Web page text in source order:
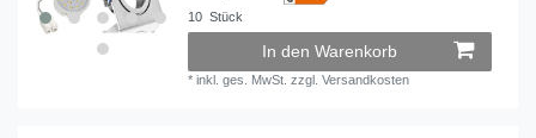
10 Stück
In den Warenkorb
*inkl. ges. MwSt. zzgl.Versandkosten